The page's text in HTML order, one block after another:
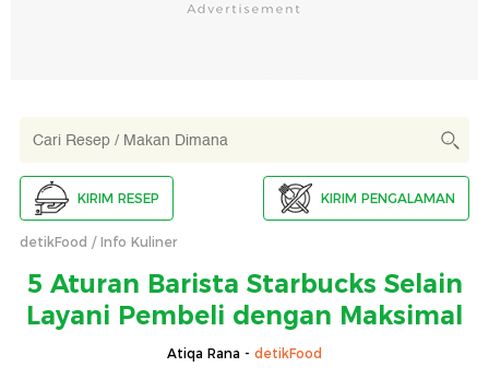
KIRIM RESEP KIRIM PENGALAMAN
detikFood Info Kuliner
5 Aturan Barista Starbucks Selain
Layani Pembeli dengan Maksimal
Atiqa Rana - detikFood